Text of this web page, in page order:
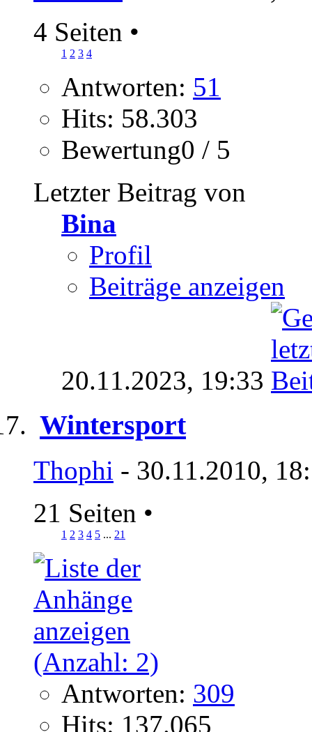
4 Seiten •
1 2 3 4
Antworten: 51
Hits: 58.303
Bewertung0 / 5
Letzter Beitrag von
Bina
Profil
Beiträge anzeigen
20.11.2023, 19:33
Wintersport
Thophi - 30.11.2010,
21 Seiten •
1 2 3 4 5 ... 21
Antworten: 309
Hits: 137.065